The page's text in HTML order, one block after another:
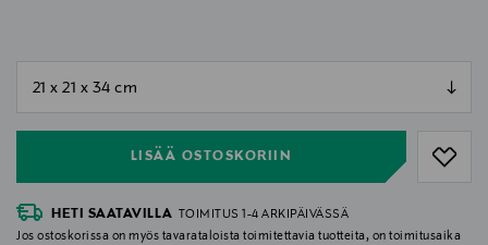
LISÄÄ OSTOSKORIIN
HETI SAATAVILLA
TOIMITUS 1-4 ARKIPÄIVÄSSÄ
Jos ostoskorissa on myös tavarataloista toimitettavia tuotteita, on toimitusaika